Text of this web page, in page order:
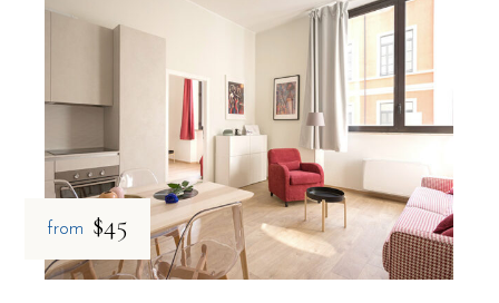
from $45